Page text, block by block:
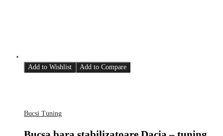
Add to Wishlist Add to Compare
Bucsi Tuning